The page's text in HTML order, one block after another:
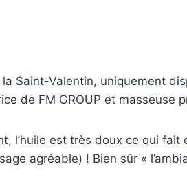
Saint-Valentin, uniquement
de FM GROUP et masseuse
l’huile est très doux ce qui fait
agréable) ! Bien sûr «